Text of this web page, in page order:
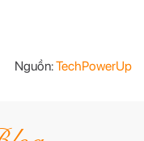
Nguồn:TechPowerUp